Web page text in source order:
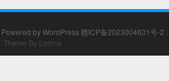
Powered byWordPress 赣ICP备2023004631号-2 .
Theme By Loome